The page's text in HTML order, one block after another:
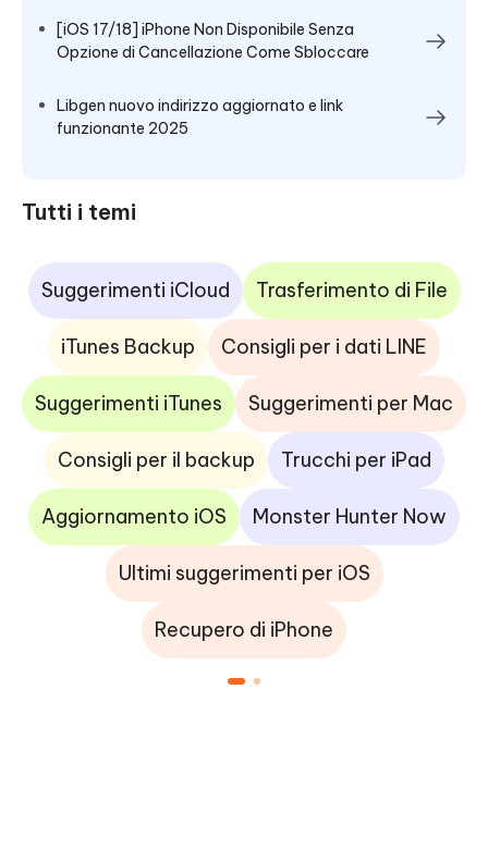
[iOS 17/18] iPhone Non Disponibile Senza
Opzione di Cancellazione Come Sbloccare
Libgen nuovo indirizzo aggiornato e link
funzionante 2025
Tutti i temi
Suggerimenti iCloud Trasferimento di File
iTunes Backup Consigli per i dati LINE
Suggerimenti iTunes Suggerimenti per Mac
Consigli per il backup Trucchi per iPad
Aggiornamento iOS Monster Hunter Now
Ultimi suggerimenti per iOS
Recupero di iPhone